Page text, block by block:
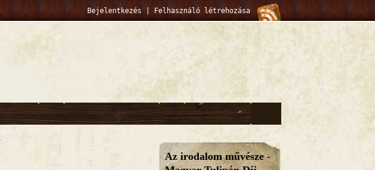
Bejelentkezés Felhasználó létrehozása
Az irodalom művésze -